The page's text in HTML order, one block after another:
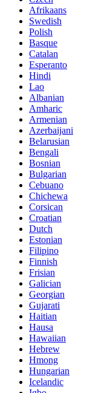
Afrikaans
Swedish
Polish
Basque
Catalan
Esperanto
Hindi
Lao
Albanian
Amharic
Armenian
Azerbaijani
Belarusian
Bengali
Bosnian
Bulgarian
Cebuano
Chichewa
Corsican
Croatian
Dutch
Estonian
Filipino
Finnish
Frisian
Galician
Georgian
Gujarati
Haitian
Hausa
Hawaiian
Hebrew
Hmong
Hungarian
Icelandic